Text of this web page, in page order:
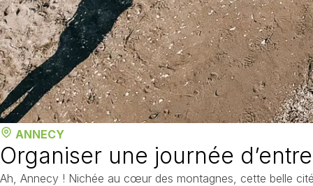
ANNECY
Organiser une journée
Ah, Annecy ! Nichée au cœur des montagnes, cette belle